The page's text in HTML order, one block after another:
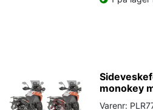
monokey
Varenr: